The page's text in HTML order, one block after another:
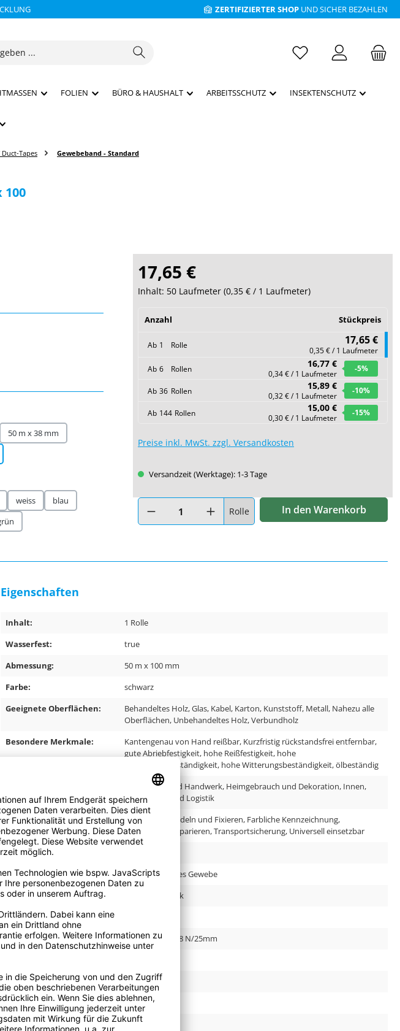
ZERTIFIZIERTER SHOP UND SICHER BEZAHLEN
FOLIEN BÜRO & HAUSHALT ARBEITSSCHUTZ INSEKTENSCHUTZ
Tapes Gewebeband - Standard
100
50 m x 38 mm
weiss
blau
17,65 €
Inhalt: 50 Laufmeter (0,35 € / 1 Laufmeter)
Anzahl Stückpreis
Ab 1 Rolle 17,65 €
0,35 € / 1 Laufmeter
Ab 6 Rollen 16,77 €
0,34 € / 1 Laufmeter
-5%
Ab 36 Rollen 15,89 €
0,32 € / 1 Laufmeter
-10%
Ab 144 Rollen 15,00 €
0,30 € / 1 Laufmeter
-15%
Preise inkl. MwSt. zzgl. Versandkosten
Versandzeit (Werktage): 1-3 Tage
Produkt Anzahl: Gib den gewünschten Wert ein oder benutze
Rolle In den Warenkorb
Eigenschaften
Inhalt:
1 Rolle
Wasserfest:
true
Abmessung:
50 m x 100 mm
Farbe:
schwarz
Geeignete Oberflächen:
Behandeltes Holz, Glas, Kabel, Karton, Kunststoff, Metall, Nahezu alle
Oberflächen, Unbehandeltes Holz, Verbundholz
Besondere Merkmale:
Kantengenau von Hand reißbar, Kurzfristig rückstandsfrei entfernbar,
gute Abriebfestigkeit, hohe Reißfestigkeit, hohe
Temperaturbeständigkeit, hohe Witterungsbeständigkeit, ölbeständig
Außen, Bau und Handwerk, Heimgebrauch und Dekoration, Innen,
Verpackung und Logistik
Anwendung:
Abdichten, Bündeln und Fixieren, Farbliche Kennzeichnung,
Markierung, Reparieren, Transportsicherung, Universell einsetzbar
Gesamtdicke:
Trägermaterial:
PE-beschichtetes Gewebe
Klebemasse:
Naturkautschuk
Ursprungsland:
Klebkraft auf Stahl:
9.8 N/25mm, 9.8 N/25mm
Reißdehnung (Prozent):
12, 12 %
MESH-Anzahl:
80.00
ECLASS Klassifizierung
23330207